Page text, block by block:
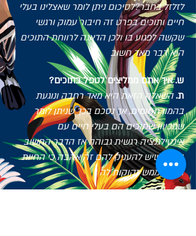
לזלזל בחבר?לסיכום ניתן לומר שאצלינו בעלי
חיים ותוכים בפרט זה חיבור עמוק ורגשי
שקשה לפגוע בו ולכן הדאגה לרווחת התוכים
היא דבר מאד חשוב
?ש. איך אתם ממליצים לטפל בתוכים
ת.השאלה הזאת היא מאד רחבה ונוגעת
בהמון תחומים, אך נסכם בכך שניתן לומר
שמכיוון שתוכים הם בעלי חיים עם
אינטילגנציה רגשית גבוהה אז הדבר החשוב
ביותר שיש להעניק להם זה אהבה כי החיות
האלה ממש זקוקות לה